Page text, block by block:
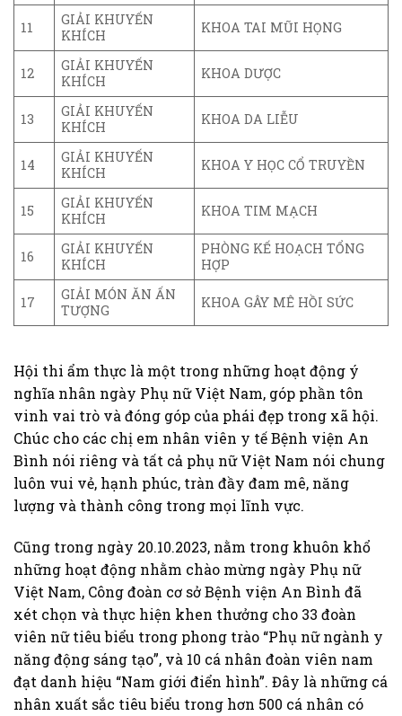
11
GIẢI KHUYẾN
KHÍCH
KHOA TAI MŨI HỌNG
12
GIẢI KHUYẾN
KHÍCH
KHOA DƯỢC
13
GIẢI KHUYẾN
KHÍCH
KHOA DA LIỄU
14
GIẢI KHUYẾN
KHÍCH
KHOA Y HỌC CỔ TRUYỀN
15
GIẢI KHUYẾN
KHÍCH
KHOA TIM MẠCH
16
GIẢI KHUYẾN
KHÍCH
PHÒNG KẾ HOẠCH TỔNG
HỢP
17
GIẢI MÓN ĂN ẤN
TƯỢNG
KHOA GÂY MÊ HỒI SỨC
Hội thi ẩm thực là một trong những hoạt động ý
nghĩa nhân ngày Phụ nữ Việt Nam, góp phần tôn
vinh vai trò và đóng góp của phái đẹp trong xã hội.
Chúc cho các chị em nhân viên y tế Bệnh viện An
Bình nói riêng và tất cả phụ nữ Việt Nam nói chung
luôn vui vẻ, hạnh phúc, tràn đầy đam mê, năng
lượng và thành công trong mọi lĩnh vực.
Cũng trong ngày 20.10.2023, nằm trong khuôn khổ
những hoạt động nhằm chào mừng ngày Phụ nữ
Việt Nam, Công đoàn cơ sở Bệnh viện An Bình đã
xét chọn và thực hiện khen thưởng cho 33 đoàn
viên nữ tiêu biểu trong phong trào “Phụ nữ ngành y
năng động sáng tạo”, và 10 cá nhân đoàn viên nam
đạt danh hiệu “Nam giới điển hình”. Đây là những cá
nhân xuất sắc tiêu biểu trong hơn 500 cá nhân có